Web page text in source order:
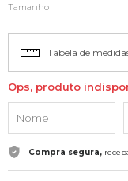
Tamanho
Tabela de
Ops, produto
Compra segura,